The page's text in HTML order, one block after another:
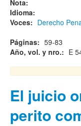
Nota:
Idioma:
Voces: Derecho
Páginas: 59-83
Año, vol. y nro.: E
El juicio
perito